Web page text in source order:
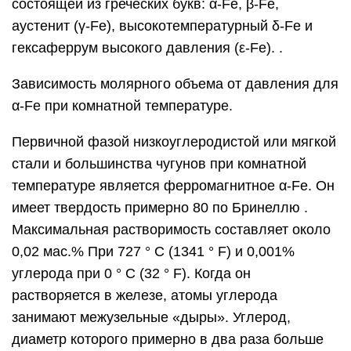
состоящей из греческих букв: α-Fe, β-Fe,
аустенит (γ-Fe), высокотемпературный δ-Fe и
гексаферрум высокого давления (ε-Fe). .
Зависимость молярного объема от давления для
α-Fe при комнатной температуре.
Первичной фазой низкоуглеродистой или мягкой
стали и большинства чугунов при комнатной
температуре является ферромагнитное α-Fe. Он
имеет твердость примерно 80 по Бринеллю .
Максимальная растворимость составляет около
0,02 мас.% При 727 ° C (1341 ° F) и 0,001%
углерода при 0 ° C (32 ° F). Когда он
растворяется в железе, атомы углерода
занимают межузельные «дыры». Углерод,
диаметр которого примерно в два раза больше